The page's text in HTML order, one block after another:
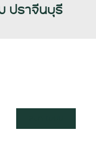
ปราจีนบุรี